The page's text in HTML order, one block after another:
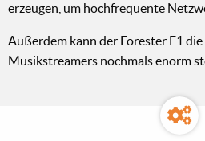
erzeugen, um hochfrequente
Außerdem kann der Forester F1
Musikstreamers nochmals enorm